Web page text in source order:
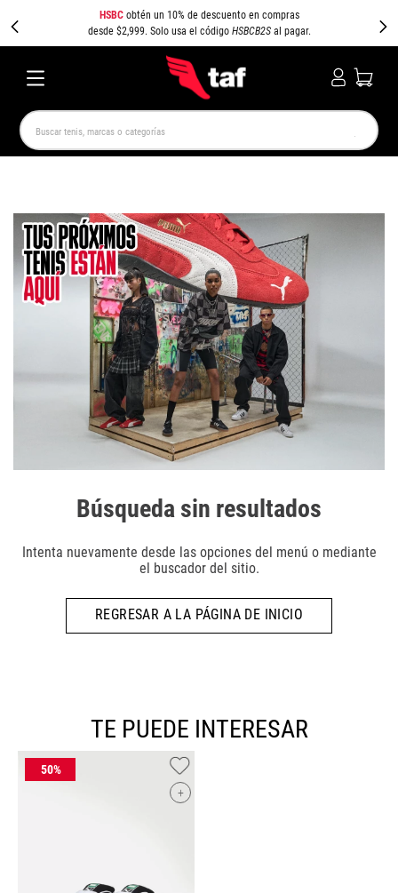
HSBCobtén un 10% de descuento en compras
desde $2,999. Solo usa el código HSBCB2Sal pagar.
Buscar tenis, marcas o categorías
Búsqueda sin resultados
Intenta nuevamente desde las opciones del menú o mediante
el buscador del sitio.
REGRESAR A LA PÁGINA DE INICIO
TE PUEDE INTERESAR
+
SPEEDCAT SPEZIAL JORDAN 1
CAMPUS AIR MAX